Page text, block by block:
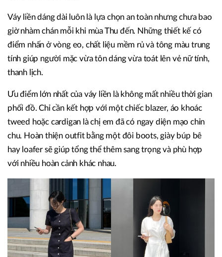
Váy liền dáng dài luôn là lựa chọn an toàn nhưng chưa bao
giờ nhàm chán mỗi khi mùa Thu đến. Những thiết kế có
điểm nhấn ở vòng eo, chất liệu mềm rủ và tông màu trung
tính giúp người mặc vừa tôn dáng vừa toát lên vẻ nữ tính,
thanh lịch.
Ưu điểm lớn nhất của váy liền là không mất nhiều thời gian
phối đồ. Chỉ cần kết hợp với một chiếc blazer, áo khoác
tweed hoặc cardigan là chị em đã có ngay diện mạo chỉn
chu. Hoàn thiện outfit bằng một đôi boots, giày búp bê
hay loafer sẽ giúp tổng thể thêm sang trọng và phù hợp
với nhiều hoàn cảnh khác nhau.